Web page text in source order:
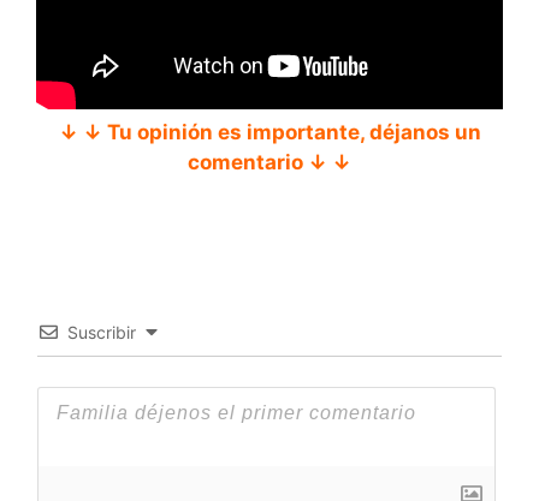
↓ ↓ Tu opinión es importante, déjanos un
comentario ↓ ↓
Suscribir